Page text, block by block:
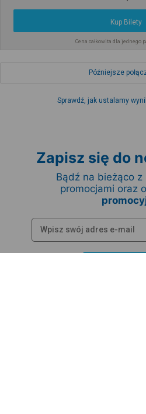
Kup Bilety
Cena całkowita dla jednego
Późniejsze
Sprawdź, jak ustalamy
Zapisz się do
Bądź na bieżąco z
promocjami oraz